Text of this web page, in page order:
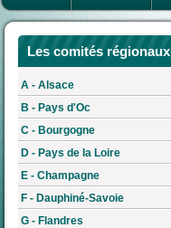
Les comités régionaux
A - Alsace
B - Pays d'Oc
C - Bourgogne
D - Pays de la Loire
E - Champagne
F - Dauphiné-Savoie
G - Flandres